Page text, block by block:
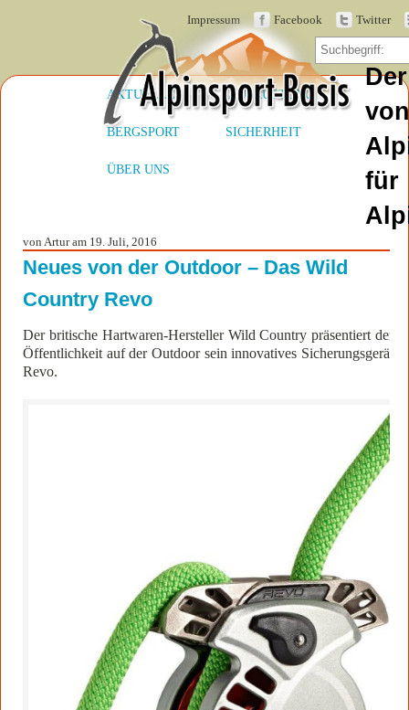
von
für
Impressum Facebook Twitter
AKTUELLES AUSRÜSTUNG
BERGSPORT SICHERHEIT
ÜBER UNS
von Artur am 19. Juli, 2016
Neues von der Outdoor – Das Wild
Country Revo
Der britische Hartwaren-Hersteller Wild Country präsentiert der
Öffentlichkeit auf der Outdoor sein innovatives Sicherungsgerät
Revo.